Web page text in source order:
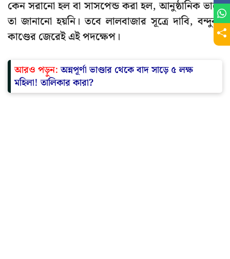
কেন সরানো হল বা সাসপেন্ড করা হল, আনুষ্ঠানিক ভাবে
তা জানানো হয়নি। তবে লালবাজার সূত্রে দাবি, বন্দুক-
কাণ্ডের জেরেই এই পদক্ষেপ।
আরও পড়ুন:অন্নপূর্ণা ভাণ্ডার থেকে বাদ সাড়ে ৫ লক্ষ
মহিলা! তালিকার কারা?